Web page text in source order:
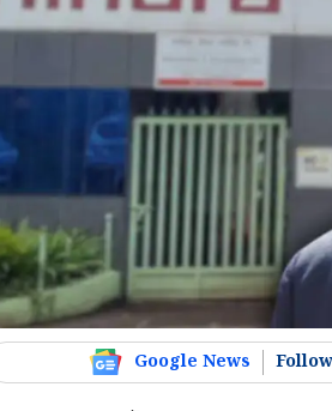
Google News Follow